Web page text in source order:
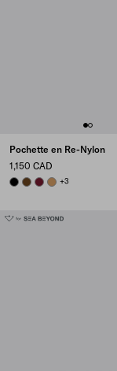
Pochette en Re-Nylon
1,150 CAD
BLACKBRANDY
BURGUNDY
CAMEL BROWN
+3